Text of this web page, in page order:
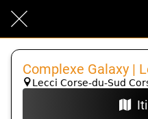
Complexe Galaxy |
Lecci Corse-du-Sud